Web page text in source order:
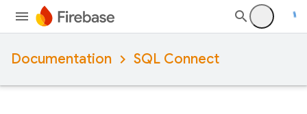
Documentation SQL Connect